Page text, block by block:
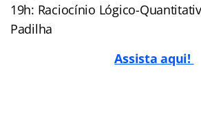
19h: Raciocínio Lógico-
Padilha
Assista aqui!